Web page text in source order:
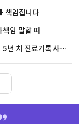
책임집니다
임 말할 때
진료기록 사실 확인